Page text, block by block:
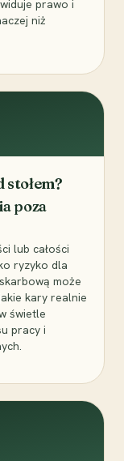
prawo i
niż
stołem?
poza
lub całości
ryzyko dla
może
kary realnie
świetle
pracy i